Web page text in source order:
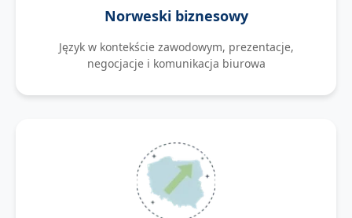
Norweski biznesowy
Język w kontekście zawodowym, prezentacje,
negocjacje i komunikacja biurowa